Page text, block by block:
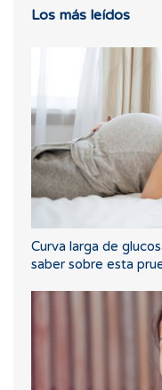
Los más leídos
Curva larga de
saber sobre esta